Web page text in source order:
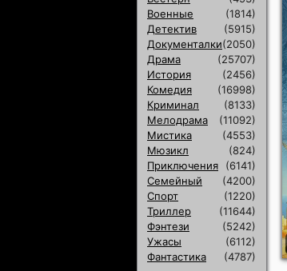
Военные
(1814)
Детектив
(5915)
Документалки(2050)
Драма
(25707)
История
(2456)
Комедия
(16998)
Криминал
(8133)
Мелодрама
(11092)
Мистика
(4553)
Мюзикл
(824)
Приключения
(6141)
Семейный
(4200)
Спорт
(1220)
Триллер
(11644)
Фэнтези
(5242)
Ужасы
(6112)
Фантастика
(4787)